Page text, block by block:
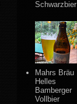
Schwarzbier
Mahrs Bräu
Helles
Bamberger
Vollbier